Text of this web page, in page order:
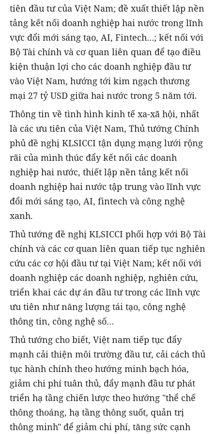
tiên đầu tư của Việt Nam; đề xuất thiết lập nền
tảng kết nối doanh nghiệp hai nước trong lĩnh
vực đổi mới sáng tạo, AI, Fintech…; kết nối với
Bộ Tài chính và cơ quan liên quan để tạo điều
kiện thuận lợi cho các doanh nghiệp đầu tư
vào Việt Nam, hướng tới kim ngạch thương
mại 27 tỷ USD giữa hai nước trong 5 năm tới.
Thông tin về tình hình kinh tế xa-xã hội, nhất
là các ưu tiên của Việt Nam, Thủ tướng Chính
phủ đề nghị KLSICCI tận dụng mạng lưới rộng
rãi của mình thúc đẩy kết nối các doanh
nghiệp hai nước, thiết lập nền tảng kết nối
doanh nghiệp hai nước tập trung vào lĩnh vực
đổi mới sáng tạo, AI, fintech và công nghệ
xanh.
Thủ tướng đề nghị KLSICCI phối hợp với Bộ Tài
chính và các cơ quan liên quan tiếp tục nghiên
cứu các cơ hội đầu tư tại Việt Nam; kết nối với
doanh nghiệp các doanh nghiệp, nghiên cứu,
triển khai các dự án đầu tư trong các lĩnh vực
ưu tiên như năng lượng tái tạo, công nghệ
thông tin, công nghệ số…
Thủ tướng cho biết, Việt nam tiếp tục đẩy
mạnh cải thiện môi trường đầu tư, cải cách thủ
tục hành chính theo hướng minh bạch hóa,
giảm chi phí tuân thủ, đẩy mạnh đầu tư phát
triển hạ tầng chiến lược theo hướng "thể chế
thông thoáng, hạ tầng thông suốt, quản trị
thông minh" để giảm chi phí, tăng sức cạnh